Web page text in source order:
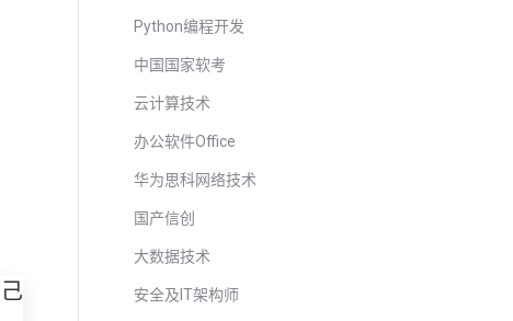
Python编程开发
中国国家软考
云计算技术
办公软件Office
华为思科网络技术
国产信创
大数据技术
安全及IT架构师